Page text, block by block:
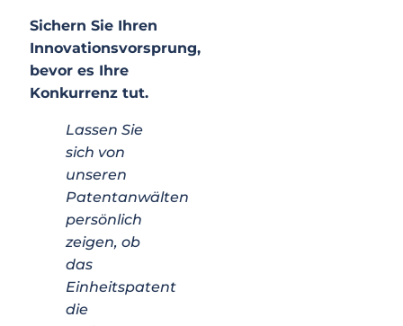
Sichern Sie Ihren
Innovationsvorsprung,
bevor es Ihre
Konkurrenz tut.
Lassen Sie
sich von
unseren
Patentanwälten
persönlich
zeigen, ob
das
Einheitspatent
die